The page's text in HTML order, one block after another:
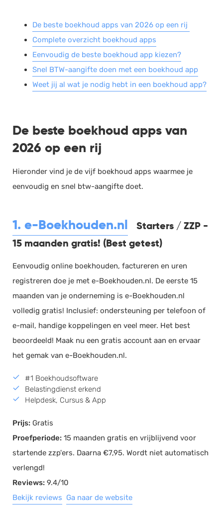
De beste boekhoud apps van 2026 op een rij
Complete overzicht boekhoud apps
Eenvoudig de beste boekhoud app kiezen?
Snel BTW-aangifte doen met een boekhoud app
Weet jij al wat je nodig hebt in een boekhoud app?
De beste boekhoud apps van
2026 op een rij
Hieronder vind je de vijf boekhoud apps waarmee je
eenvoudig en snel btw-aangifte doet.
1. e-Boekhouden.nl
Starters / ZZP -
15 maanden gratis! (Best getest)
Eenvoudig online boekhouden, factureren en uren
registreren doe je met e-Boekhouden.nl. De eerste 15
maanden van je onderneming is e-Boekhouden.nl
volledig gratis! Inclusief: ondersteuning per telefoon of
e-mail, handige koppelingen en veel meer. Het best
beoordeeld! Maak nu een gratis account aan en ervaar
het gemak van e-Boekhouden.nl.
#1 Boekhoudsoftware
Belastingdienst erkend
Helpdesk, Cursus & App
Prijs: Gratis
Proefperiode: 15 maanden gratis en vrijblijvend voor
startende zzp'ers. Daarna €7,95. Wordt niet automatisch
verlengd!
Reviews: 9.4/10
Bekijk reviews Ga naar de website